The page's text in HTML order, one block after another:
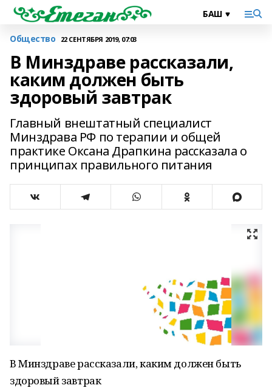
Общество 22 СЕНТЯБРЯ 2019, 07:03
В Минздраве рассказали,
каким должен быть
здоровый завтрак
Главный внештатный специалист
Минздрава РФ по терапии и общей
практике Оксана Драпкина рассказала о
принципах правильного питания
В Минздраве рассказали, каким должен быть
здоровый завтрак